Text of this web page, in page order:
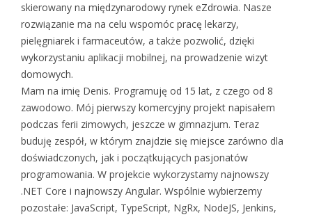
skierowany na międzynarodowy rynek eZdrowia. Nasze
rozwiązanie ma na celu wspomóc pracę lekarzy,
pielęgniarek i farmaceutów, a także pozwolić, dzięki
wykorzystaniu aplikacji mobilnej, na prowadzenie wizyt
domowych.
Mam na imię Denis. Programuję od 15 lat, z czego od 8
zawodowo. Mój pierwszy komercyjny projekt napisałem
podczas ferii zimowych, jeszcze w gimnazjum. Teraz
buduję zespół, w którym znajdzie się miejsce zarówno dla
doświadczonych, jak i początkujących pasjonatów
programowania. W projekcie wykorzystamy najnowszy
.NET Core i najnowszy Angular. Wspólnie wybierzemy
pozostałe: JavaScript, TypeScript, NgRx, NodeJS, Jenkins,